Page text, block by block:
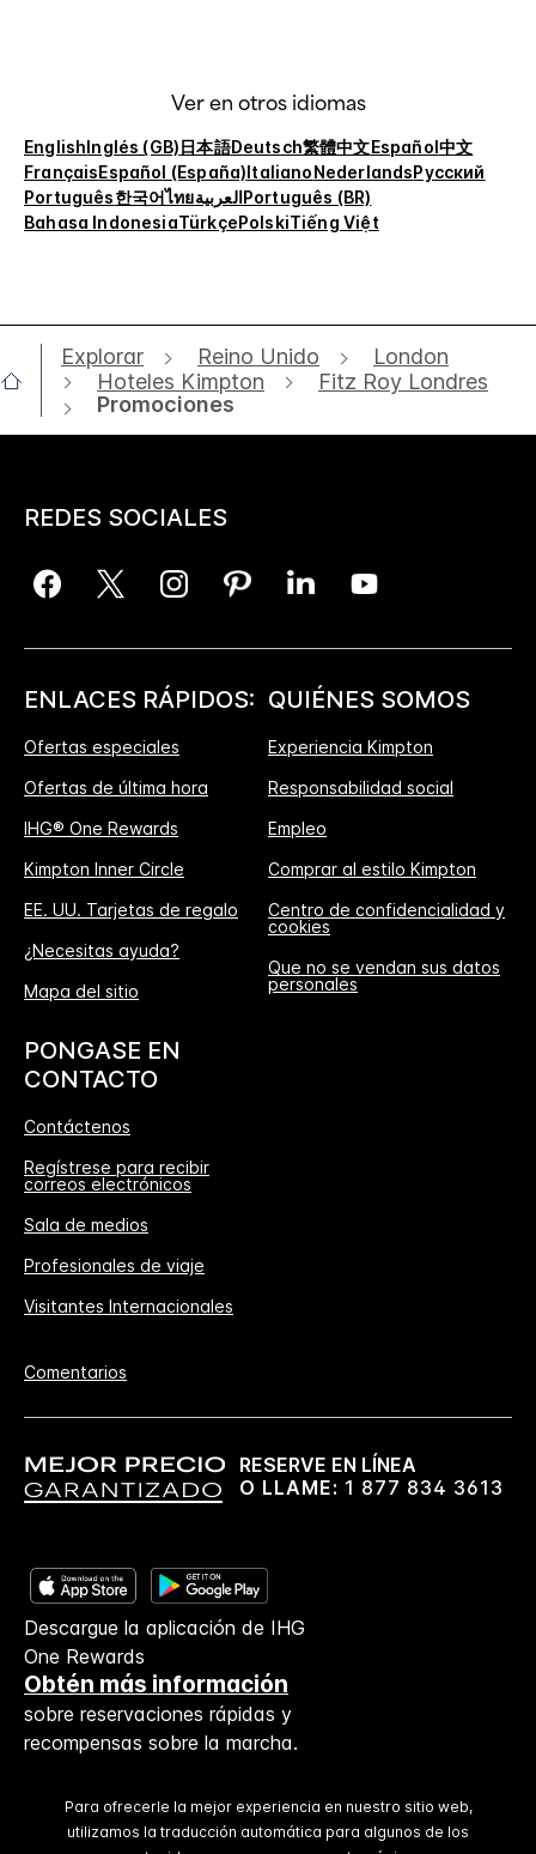
Ver en otros idiomas
EnglishInglés (GB)日本語Deutsch繁體中文Español中文
FrançaisEspañol (España)ItalianoNederlandsРусский
Português한국어ไทยالعربيةPortuguês (BR)
Bahasa IndonesiaTürkçePolskiTiếng Việt
Explorar Reino Unido
London
Hoteles Kimpton
Fitz Roy Londres
Promociones
REDES SOCIALES
ENLACES RÁPIDOS:
Ofertas especiales
Ofertas de última hora
IHG® One Rewards
Kimpton Inner Circle
EE. UU. Tarjetas de regalo
¿Necesitas ayuda?
Mapa del sitio
QUIÉNES SOMOS
Experiencia Kimpton
Responsabilidad social
Empleo
Comprar al estilo Kimpton
Centro de confidencialidad y
cookies
Que no se vendan sus datos
personales
PONGASE EN
CONTACTO
Contáctenos
Regístrese para recibir
correos electrónicos
Sala de medios
Profesionales de viaje
Visitantes Internacionales
Comentarios
RESERVE EN LÍNEA
O LLAME: 1 877 834 3613
Descargue la aplicación de IHG
One Rewards
Obtén más información
sobre reservaciones rápidas y
recompensas sobre la marcha.
Para ofrecerle la mejor experiencia en nuestro sitio web,
utilizamos la traducción automática para algunos de los